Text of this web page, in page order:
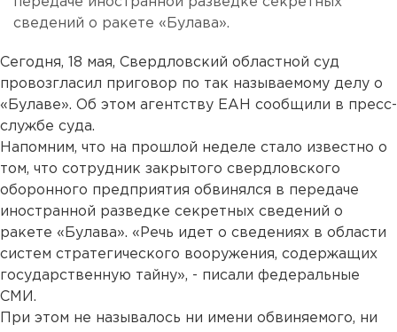
сведений о ракете «Булава».
Сегодня, 18 мая, Свердловский областной суд
провозгласил приговор по так называемому делу о
«Булаве». Об этом агентству ЕАН сообщили в пресс-
службе суда.
Напомним, что на прошлой неделе стало известно о
том, что сотрудник закрытого свердловского
оборонного предприятия обвинялся в передаче
иностранной разведке секретных сведений о
ракете «Булава». «Речь идет о сведениях в области
систем стратегического вооружения, содержащих
государственную тайну», - писали федеральные
СМИ.
При этом не называлось ни имени обвиняемого, ни